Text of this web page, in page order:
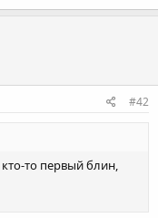
#42
то первый блин,